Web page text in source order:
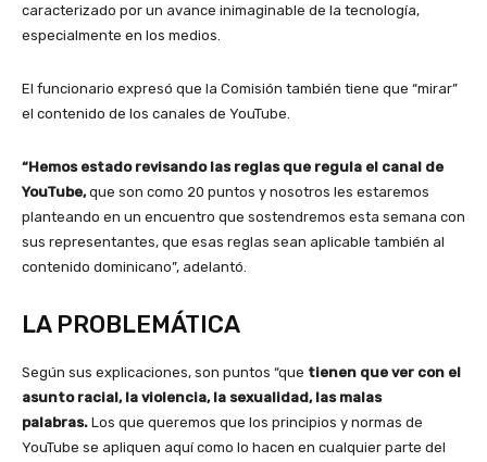
caracterizado por un avance inimaginable de la tecnología,
especialmente en los medios.
El funcionario expresó que la Comisión también tiene que “mirar”
el contenido de los canales de YouTube.
“Hemos estado revisando las reglas que regula el canal de
YouTube,que son como 20 puntos y nosotros les estaremos
planteando en un encuentro que sostendremos esta semana con
sus representantes, que esas reglas sean aplicable también al
contenido dominicano”, adelantó.
LA PROBLEMÁTICA
Según sus explicaciones, son puntos “que tienen que ver con el
asunto racial, la violencia, la sexualidad, las malas
palabras. Los que queremos que los principios y normas de
YouTube se apliquen aquí como lo hacen en cualquier parte del